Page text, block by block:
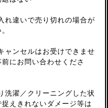
れ違いで売り切れの場合が
ャンセルはお受けできませ
にお問い合わせくださ
洗濯／クリーニングした状
えきれないダメージ等は